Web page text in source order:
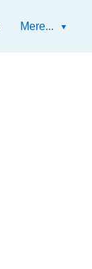
Mere...